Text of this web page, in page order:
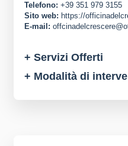
Telefono: +39 351 979 3155
Sito web: https://
E-mail:
+ Servizi Offerti
+ Modalità di